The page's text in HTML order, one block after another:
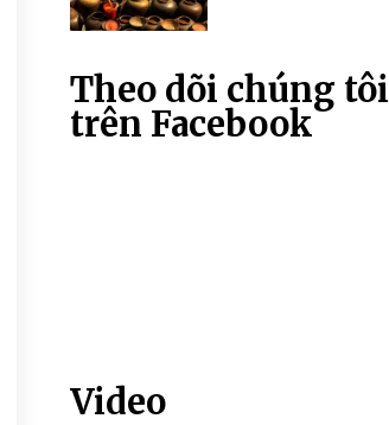
Theo dõi chúng tôi
trên Facebook
Video